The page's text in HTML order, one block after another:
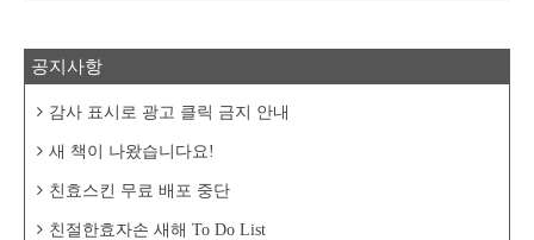
공지사항
감사 표시로 광고 클릭 금지 안내
새 책이 나왔습니다요!
친효스킨 무료 배포 중단
친절한효자손 새해 To Do List